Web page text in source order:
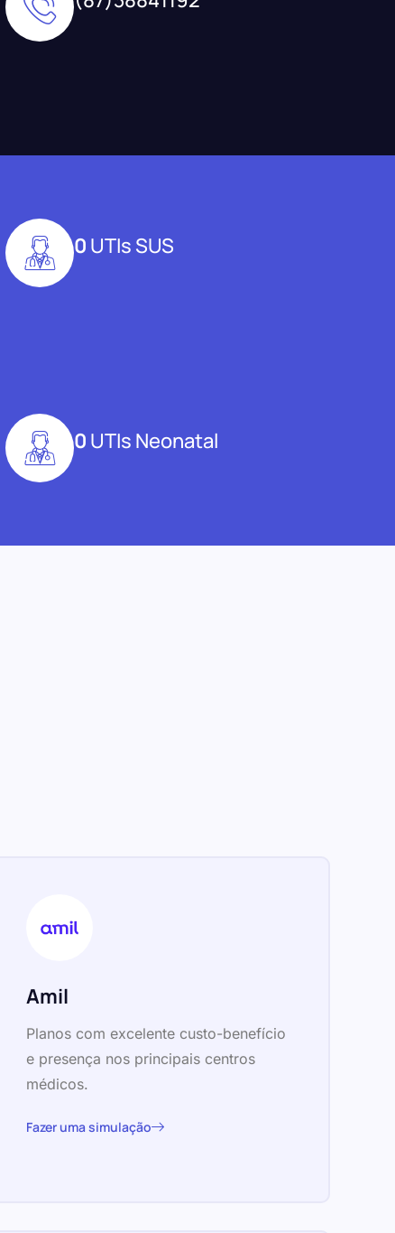
0 UTIs SUS
0 UTIs Neonatal
Amil
Planos com excelente custo-benefício
e presença nos principais centros
médicos.
Fazer uma simulação